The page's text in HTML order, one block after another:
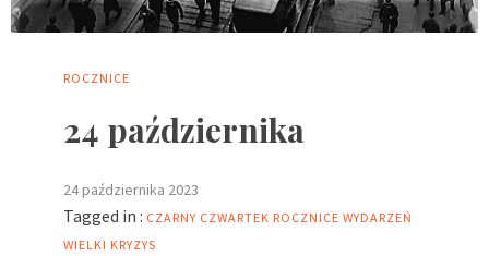
ROCZNICE
24 października
24 października 2023
Tagged in : CZARNY CZWARTEK ROCZNICE WYDARZEŃ
WIELKI KRYZYS